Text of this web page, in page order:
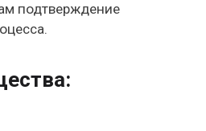
подтверждение